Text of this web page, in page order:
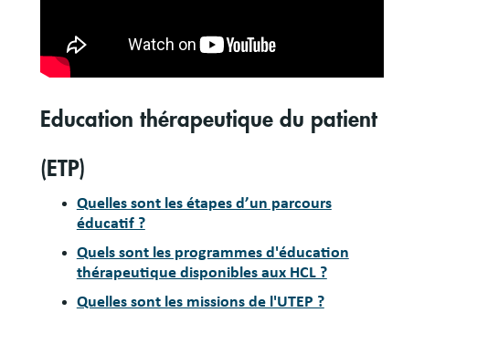
Education thérapeutique du patient
(ETP)
Quelles sont les étapes d’un parcours
éducatif ?
Quels sont les programmes d'éducation
thérapeutique disponibles aux HCL ?
Quelles sont les missions de l'UTEP ?